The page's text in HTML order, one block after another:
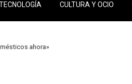
CULTURA Y OCIO
ahora»